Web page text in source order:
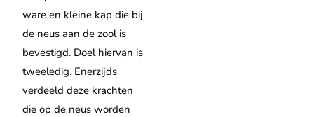
ware en kleine kap die bij
de neus aan de zool is
bevestigd. Doel hiervan is
tweeledig. Enerzijds
verdeeld deze krachten
die op de neus worden